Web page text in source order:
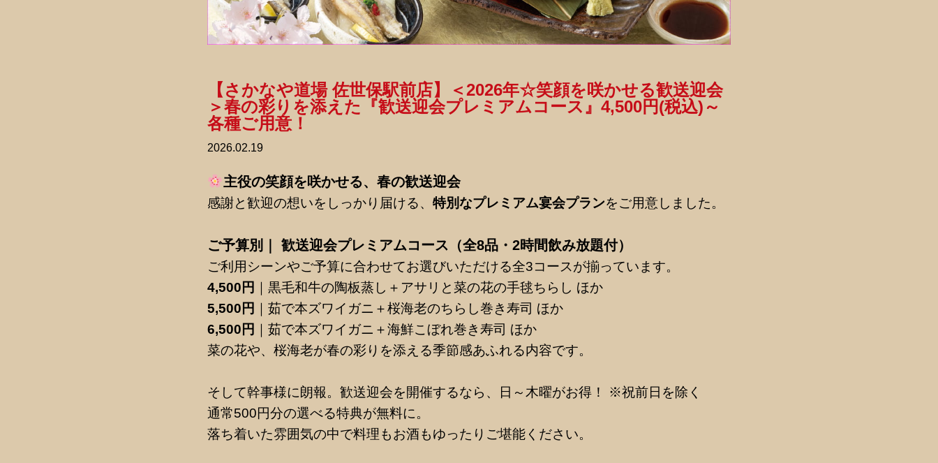
2026.02.19
【さかなや道場 佐世保駅前店】＜2026年☆笑顔を咲かせる歓送迎会
＞春の彩りを添えた『歓送迎会プレミアムコース』4,500円(税込)～
各種ご用意！
主役の笑顔を咲かせる、春の歓送迎会
感謝と歓迎の想いをしっかり届ける、 特別なプレミアム宴会プランをご用意しました。
ご予算別｜ 歓送迎会プレミアムコース（全8品・2時間飲み放題付）
ご利用シーンやご予算に合わせてお選びいただける全3コースが揃っています。
4,500円 ｜黒毛和牛の陶板蒸し＋アサリと菜の花の手毬ちらし ほか
5,500円 ｜茹で本ズワイガニ＋桜海老のちらし巻き寿司 ほか
6,500円 ｜茹で本ズワイガニ＋海鮮こぼれ巻き寿司 ほか
菜の花や、桜海老が春の彩りを添える季節感あふれる内容です。
そして幹事様に朗報。歓送迎会を開催するなら、日～木曜がお得！ ※祝前日を除く
通常500円分の選べる特典が無料に。
落ち着いた雰囲気の中で料理もお酒もゆったりご堪能ください。